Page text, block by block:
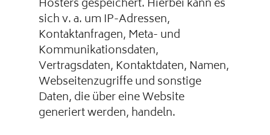
Hosters gespeichert. Hierbei kann es
sich v. a. um IP-Adressen,
Kontaktanfragen, Meta- und
Kommunikationsdaten,
Vertragsdaten, Kontaktdaten, Namen,
Webseitenzugriffe und sonstige
Daten, die über eine Website
generiert werden, handeln.